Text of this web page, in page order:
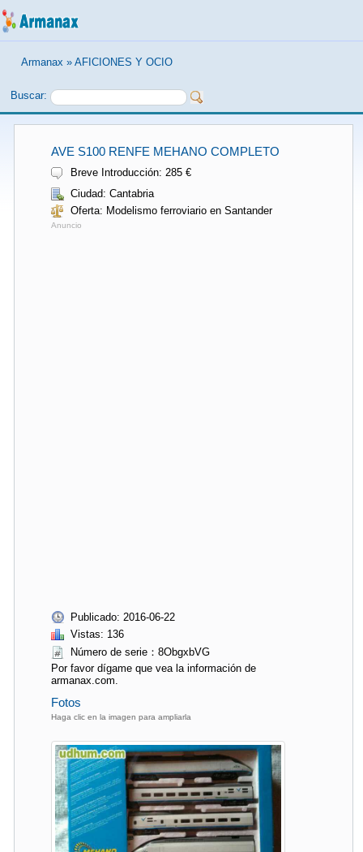
Armanax » AFICIONES Y OCIO
Buscar:
AVE S100 RENFE MEHANO COMPLETO
Breve Introducción: 285 €
Ciudad: Cantabria
Oferta: Modelismo ferroviario en Santander
Anuncio
Publicado: 2016-06-22
Vistas: 136
Número de serie：8ObgxbVG
Por favor dígame que vea la información de
armanax.com.
Fotos
Haga clic en la imagen para ampliarla